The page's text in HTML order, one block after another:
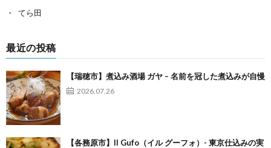
てら田
最近の投稿
【瑞穂市】煮込み酒場 ガヤ – 名前を冠した煮込みが自慢
2026.07.26
【各務原市】Il Gufo（イル グーフォ）- 東京仕込みの実